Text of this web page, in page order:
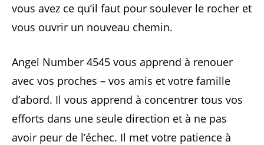
vous avez ce qu’il faut pour soulever le rocher et
vous ouvrir un nouveau chemin.
Angel Number 4545 vous apprend à renouer
avec vos proches – vos amis et votre famille
d’abord. Il vous apprend à concentrer tous vos
efforts dans une seule direction et à ne pas
avoir peur de l’échec. Il met votre patience à